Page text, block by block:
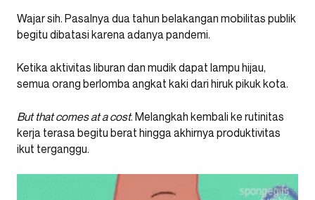
Wajar sih. Pasalnya dua tahun belakangan mobilitas publik
begitu dibatasi karena adanya pandemi.
Ketika aktivitas liburan dan mudik dapat lampu hijau,
semua orang berlomba angkat kaki dari hiruk pikuk kota.
But that comes at a cost. Melangkah kembali ke rutinitas
kerja terasa begitu berat hingga akhirnya produktivitas
ikut terganggu.